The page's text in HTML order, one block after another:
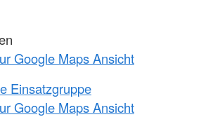
Google Maps Ansicht
Einsatzgruppe
Google Maps Ansicht